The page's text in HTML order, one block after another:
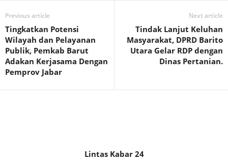
Previous article
Tingkatkan Potensi
Wilayah dan Pelayanan
Publik, Pemkab Barut
Adakan Kerjasama Dengan
Pemprov Jabar
Next article
Tindak Lanjut Keluhan
Masyarakat, DPRD Barito
Utara Gelar RDP dengan
Dinas Pertanian.
Lintas Kabar 24